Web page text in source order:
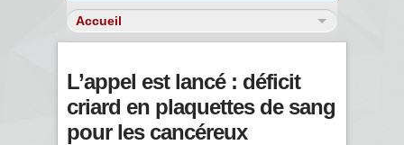
L’appel est lancé : déficit
criard en plaquettes de sang
pour les cancéreux